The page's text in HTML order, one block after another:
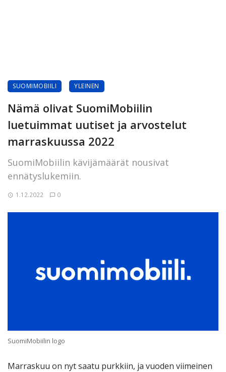
SUOMIMOBIILI YLEINEN
Nämä olivat SuomiMobiilin
luetuimmat uutiset ja arvostelut
marraskuussa 2022
SuomiMobiilin kävijämäärät nousivat
ennätyslukemiin.
1.12.2022 0
SuomiMobiilin logo
Marraskuu on nyt saatu purkkiin, ja vuoden viimeinen